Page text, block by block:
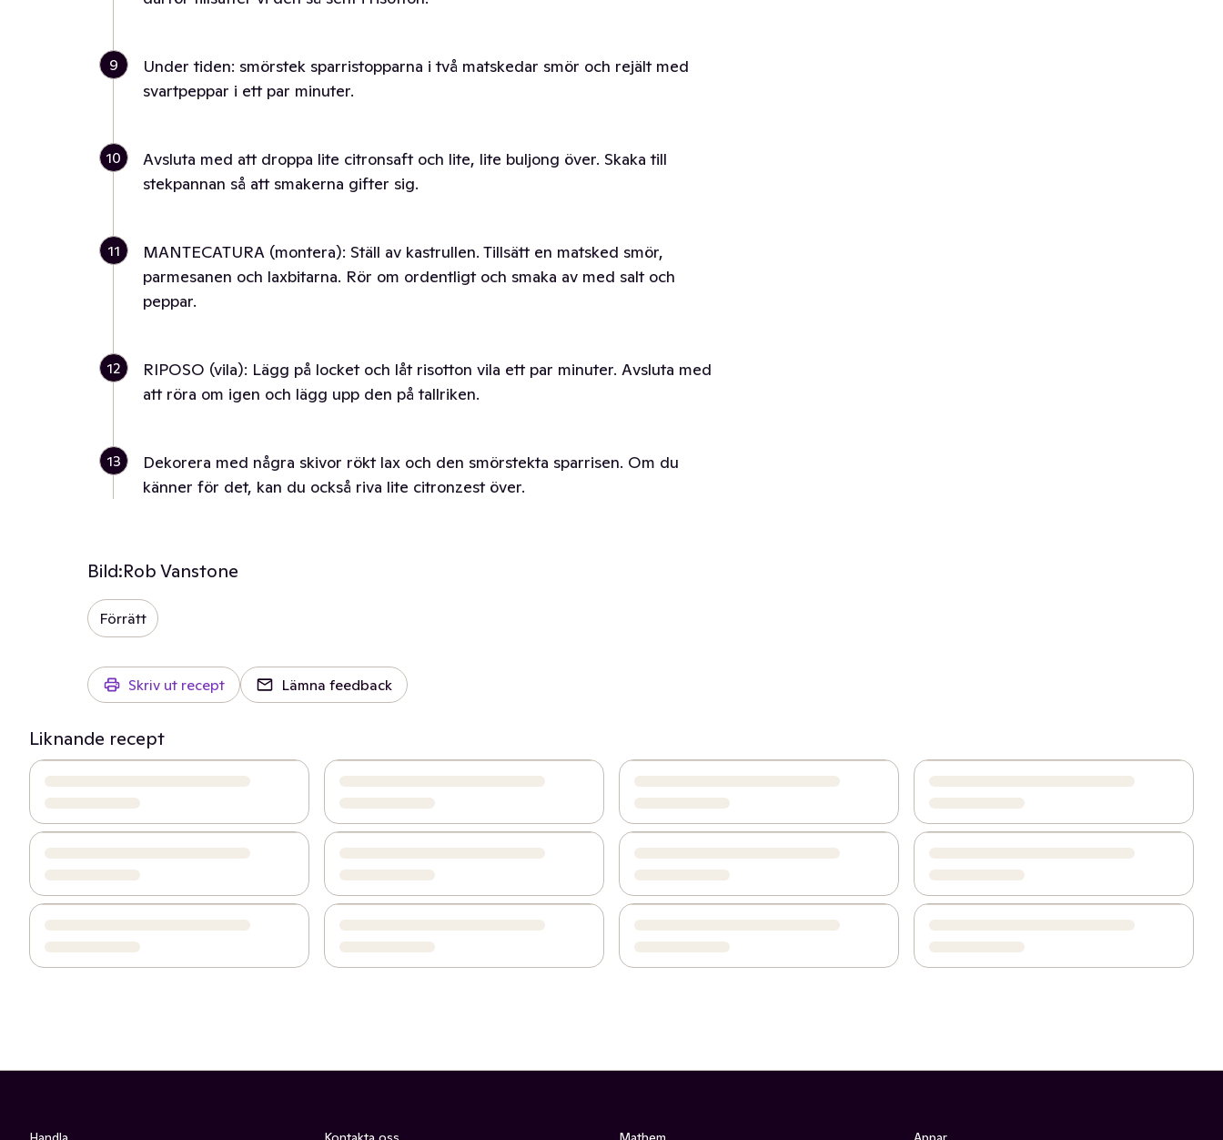
9
Under tiden: smörstek sparristopparna i två matskedar smör och rejält med
svartpeppar i ett par minuter.
10
Avsluta med att droppa lite citronsaft och lite, lite buljong över. Skaka till
stekpannan så att smakerna gifter sig.
11
MANTECATURA (montera): Ställ av kastrullen. Tillsätt en matsked smör,
parmesanen och laxbitarna. Rör om ordentligt och smaka av med salt och
peppar.
12
RIPOSO (vila): Lägg på locket och låt risotton vila ett par minuter. Avsluta med
att röra om igen och lägg upp den på tallriken.
13
Dekorera med några skivor rökt lax och den smörstekta sparrisen. Om du
känner för det, kan du också riva lite citronzest över.
Bild:Rob Vanstone
Förrätt
Skriv ut recept Lämna feedback
Liknande recept